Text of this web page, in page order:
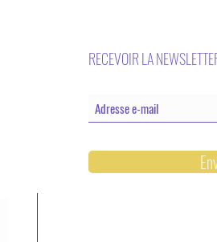
RECEVOIR LA